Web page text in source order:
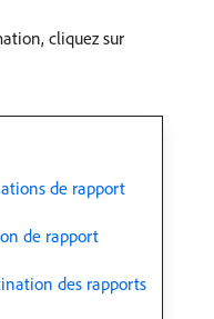
cliquez sur
de rapport
de rapport
des rapports